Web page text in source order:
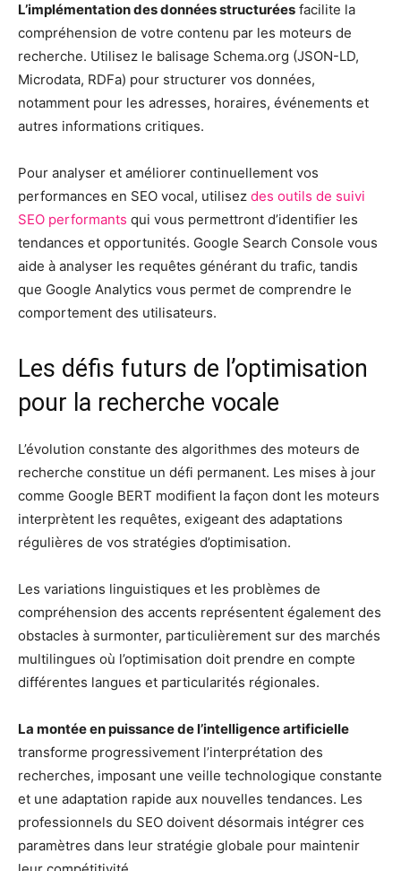
L’implémentation des données structurées facilite la
compréhension de votre contenu par les moteurs de
recherche. Utilisez le balisage Schema.org (JSON-LD,
Microdata, RDFa) pour structurer vos données,
notamment pour les adresses, horaires, événements et
autres informations critiques.
Pour analyser et améliorer continuellement vos
performances en SEO vocal, utilisez des outils de suivi
SEO performants qui vous permettront d’identifier les
tendances et opportunités. Google Search Console vous
aide à analyser les requêtes générant du trafic, tandis
que Google Analytics vous permet de comprendre le
comportement des utilisateurs.
Les défis futurs de l’optimisation
pour la recherche vocale
L’évolution constante des algorithmes des moteurs de
recherche constitue un défi permanent. Les mises à jour
comme Google BERT modifient la façon dont les moteurs
interprètent les requêtes, exigeant des adaptations
régulières de vos stratégies d’optimisation.
Les variations linguistiques et les problèmes de
compréhension des accents représentent également des
obstacles à surmonter, particulièrement sur des marchés
multilingues où l’optimisation doit prendre en compte
différentes langues et particularités régionales.
La montée en puissance de l’intelligence artificielle
transforme progressivement l’interprétation des
recherches, imposant une veille technologique constante
et une adaptation rapide aux nouvelles tendances. Les
professionnels du SEO doivent désormais intégrer ces
paramètres dans leur stratégie globale pour maintenir